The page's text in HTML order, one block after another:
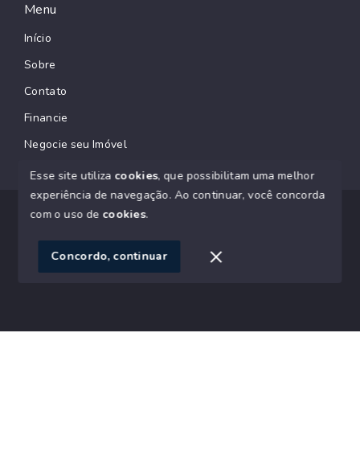
Menu
Início
Sobre
Contato
Financie
Negocie seu Imóvel
© Copyright 2026 - SACZK Negócios Imobiliários CRECI
SITE PARA IMOBILIARIA
Esse site utiliza cookies, que possibilitam uma melhor
experiência de navegação. Ao continuar, você concorda
com o uso de cookies.
Concordo, continuar